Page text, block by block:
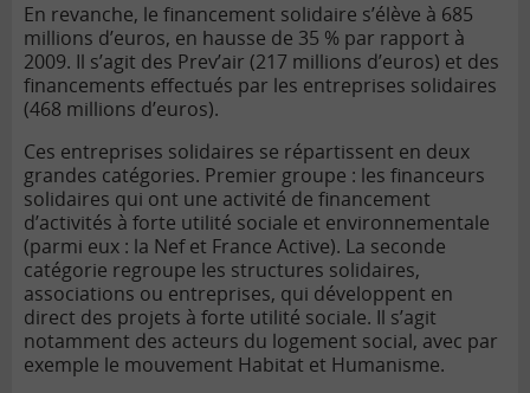
En revanche, le financement solidaire s’élève à 685
millions d’euros, en hausse de 35 % par rapport à
2009. Il s’agit des Prev’air (217 millions d’euros) et des
financements effectués par les entreprises solidaires
(468 millions d’euros).
Ces entreprises solidaires se répartissent en deux
grandes catégories. Premier groupe : les financeurs
solidaires qui ont une activité de financement
d’activités à forte utilité sociale et environnementale
(parmi eux : la Nef et France Active). La seconde
catégorie regroupe les structures solidaires,
associations ou entreprises, qui développent en
direct des projets à forte utilité sociale. Il s’agit
notamment des acteurs du logement social, avec par
exemple le mouvement Habitat et Humanisme.